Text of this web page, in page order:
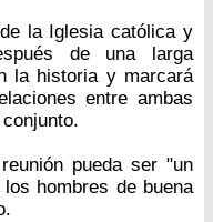
la Iglesia católica y
de una larga
la historia y marcará
entre ambas
pueda ser "un
hombres de buena